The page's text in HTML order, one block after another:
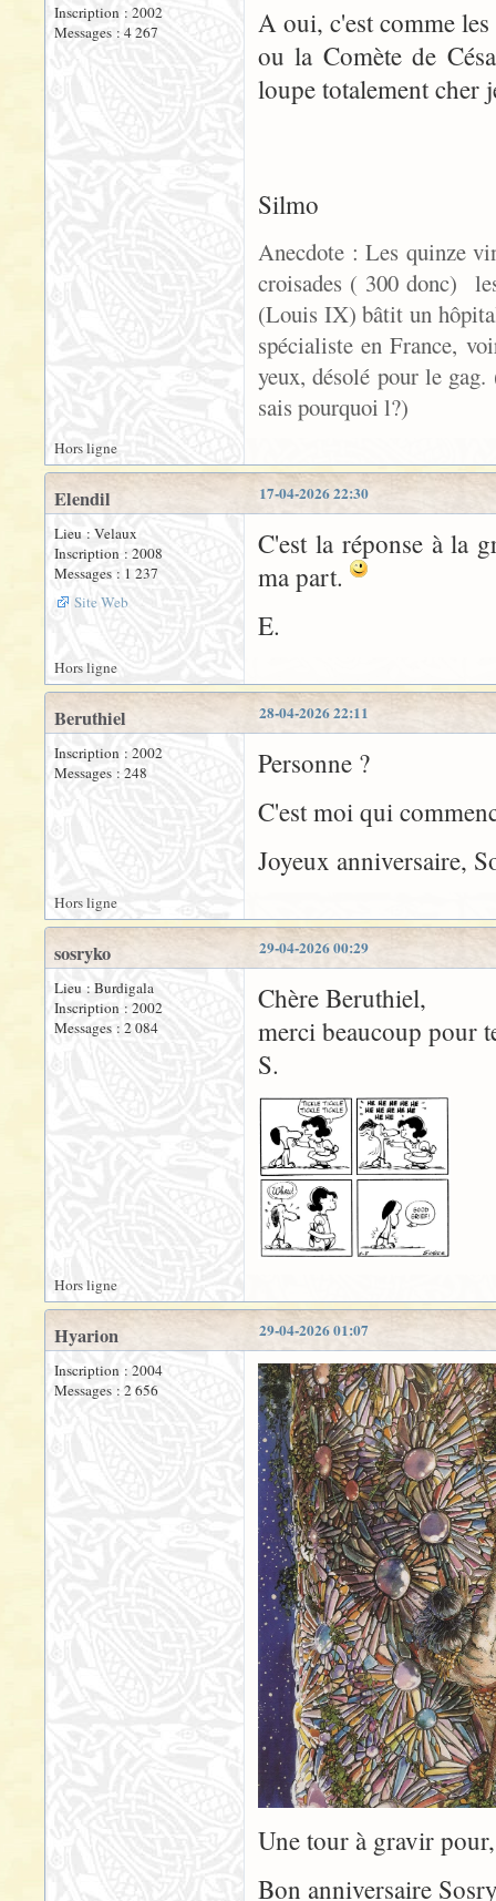
Inscription : 2002
Messages : 4 267
A oui, c'est comme
ou la Comète de
loupe totalement cher
Silmo
Anecdote : Les quinze
croisades ( 300 donc)
(Louis IX) bâtit un
spécialiste en France,
yeux, désolé pour le
sais pourquoi l?)
Hors ligne
17-04-2026 22:30
Elendil
Lieu : Velaux
Inscription : 2008
Messages : 1 237
Site Web
C'est la réponse à la
ma part.
E.
Hors ligne
28-04-2026 22:11
Beruthiel
Inscription : 2002
Messages : 248
Personne ?
C'est moi qui
Joyeux anniversaire,
Hors ligne
29-04-2026 00:29
sosryko
Lieu : Burdigala
Inscription : 2002
Messages : 2 084
Chère Beruthiel,
merci beaucoup pour
S.
Hors ligne
29-04-2026 01:07
Hyarion
Inscription : 2004
Messages : 2 656
Une tour à gravir
Bon anniversaire